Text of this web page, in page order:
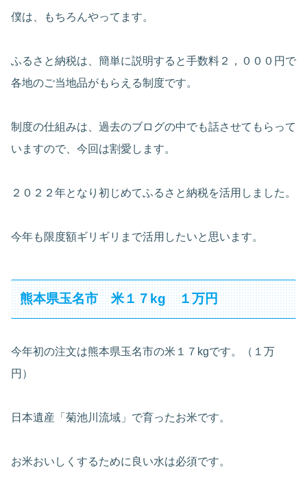
僕は、もちろんやってます。
ふるさと納税は、簡単に説明すると手数料２，０００円で
各地のご当地品がもらえる制度です。
制度の仕組みは、過去のブログの中でも話させてもらって
いますので、今回は割愛します。
２０２２年となり初じめてふるさと納税を活用しました。
今年も限度額ギリギリまで活用したいと思います。
熊本県玉名市 米１７kg １万円
今年初の注文は熊本県玉名市の米１７kgです。（１万
円）
日本遺産「菊池川流域」で育ったお米です。
お米おいしくするために良い水は必須です。